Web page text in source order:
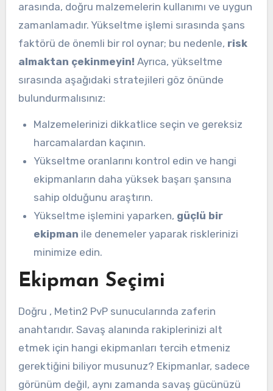
arasında, doğru malzemelerin kullanımı ve uygun
zamanlamadır. Yükseltme işlemi sırasında şans
faktörü de önemli bir rol oynar; bu nedenle, risk
almaktan çekinmeyin! Ayrıca, yükseltme
sırasında aşağıdaki stratejileri göz önünde
bulundurmalısınız:
Malzemelerinizi dikkatlice seçin ve gereksiz
harcamalardan kaçının.
Yükseltme oranlarını kontrol edin ve hangi
ekipmanların daha yüksek başarı şansına
sahip olduğunu araştırın.
Yükseltme işlemini yaparken, güçlü bir
ekipman ile denemeler yaparak risklerinizi
minimize edin.
Ekipman Seçimi
Doğru , Metin2 PvP sunucularında zaferin
anahtarıdır. Savaş alanında rakiplerinizi alt
etmek için hangi ekipmanları tercih etmeniz
gerektiğini biliyor musunuz? Ekipmanlar, sadece
görünüm değil, aynı zamanda savaş gücünüzü